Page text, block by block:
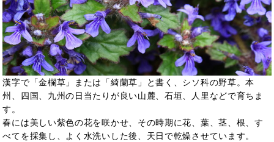
漢字で「金欄草」または「綺蘭草」と書く、シソ科の野草。本
州、四国、九州の日当たりが良い山麓、石垣、人里などで育ちま
す。
春には美しい紫色の花を咲かせ、その時期に花、葉、茎、根、す
べてを採集し、よく水洗いした後、天日で乾燥させています。